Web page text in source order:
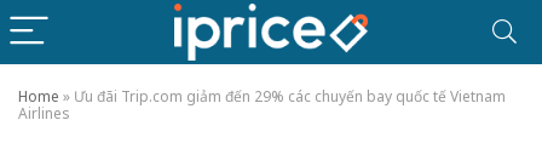
Home » Ưu đãi Trip.com giảm đến 29% các chuyến bay quốc tế Vietnam
Airlines